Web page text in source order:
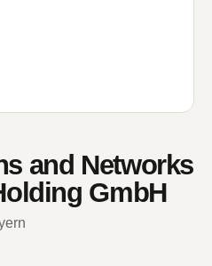
and Networks
GmbH